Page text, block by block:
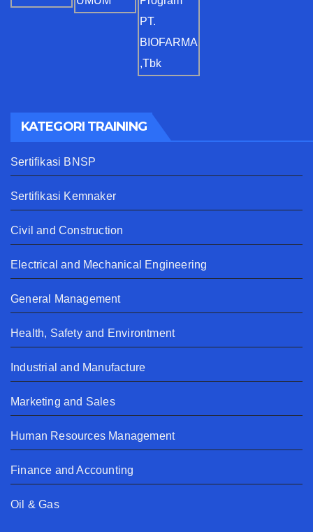
KATEGORI TRAINING
Sertifikasi BNSP
Sertifikasi Kemnaker
Civil and Construction
Electrical and Mechanical Engineering
General Management
Health, Safety and Environtment
Industrial and Manufacture
Marketing and Sales
Human Resources Management
Finance and Accounting
Oil & Gas